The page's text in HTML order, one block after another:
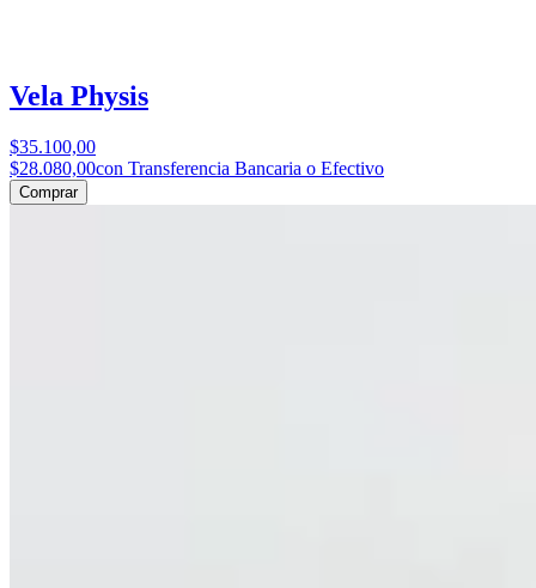
Vela Physis
$35.100,00
$28.080,00con Transferencia Bancaria o Efectivo
Comprar